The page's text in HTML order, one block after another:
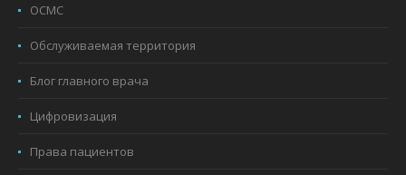
ОСМС
Обслуживаемая территория
Блог главного врача
Цифровизация
Права пациентов